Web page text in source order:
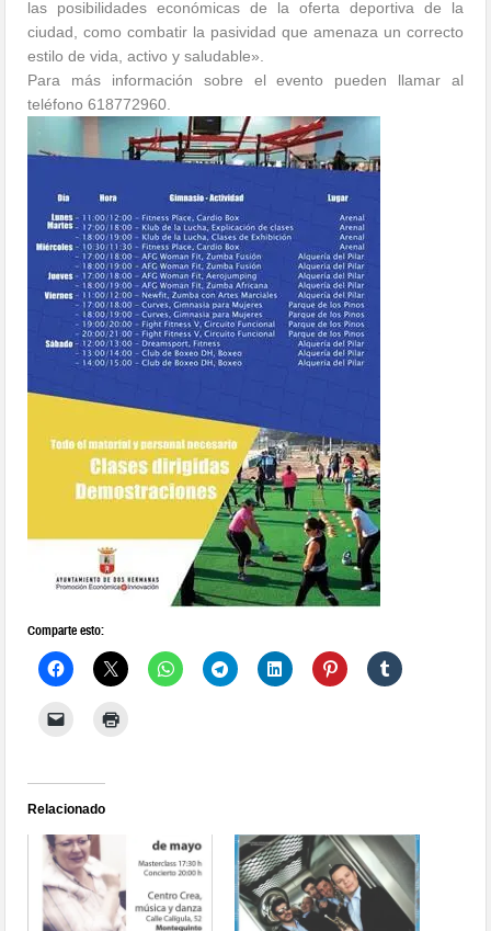
las posibilidades económicas de la oferta deportiva de la
ciudad, como combatir la pasividad que amenaza un correcto
estilo de vida, activo y saludable».
Para más información sobre el evento pueden llamar al
teléfono 618772960.
Comparte esto:
Relacionado